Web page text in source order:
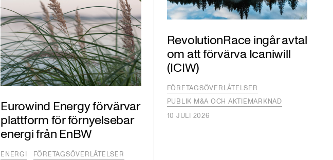
Eurowind Energy förvärvar
plattform för förnyelsebar
energi från EnBW
ENERGI
FÖRETAGSÖVERLÅTELSER
RevolutionRace ingår avtal
om att förvärva Icaniwill
(ICIW)
FÖRETAGSÖVERLÅTELSER
PUBLIK M&A OCH AKTIEMARKNAD
10 JULI 2026